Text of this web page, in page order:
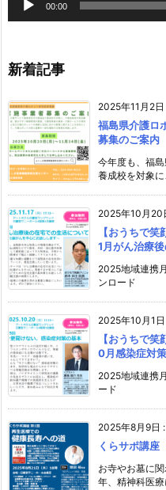
00:00
新着記事
2025年11月2日
福島県介護ロ
募集のご案内
今年度も、福
養成校を対象
2025年10月20
【おうちで
1月がん治療後
2025地域連携
ンロード
2025年10月1日
【おうちで
0月感染症対策
2025地域連携
ード
2025年8月9日 :
くらサポ講座
お寺やお墓に
年、精神科医